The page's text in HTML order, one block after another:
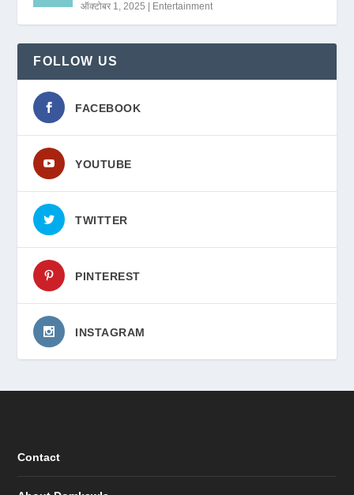
ऑक्टोबर 1, 2025 Entertainment
FOLLOW US
FACEBOOK
YOUTUBE
TWITTER
PINTEREST
INSTAGRAM
Contact